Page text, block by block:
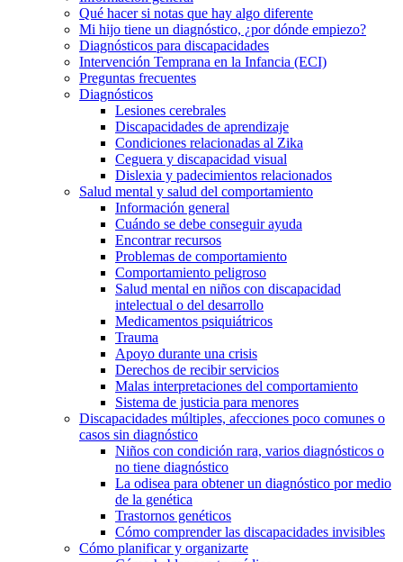
Qué hacer si notas que hay algo diferente
Mi hijo tiene un diagnóstico, ¿por dónde empiezo?
Diagnósticos para discapacidades
Intervención Temprana en la Infancia (ECI)
Preguntas frecuentes
Diagnósticos
Lesiones cerebrales
Discapacidades de aprendizaje
Condiciones relacionadas al Zika
Ceguera y discapacidad visual
Dislexia y padecimientos relacionados
Salud mental y salud del comportamiento
Información general
Cuándo se debe conseguir ayuda
Encontrar recursos
Problemas de comportamiento
Comportamiento peligroso
Salud mental en niños con discapacidad
intelectual o del desarrollo
Medicamentos psiquiátricos
Trauma
Apoyo durante una crisis
Derechos de recibir servicios
Malas interpretaciones del comportamiento
Sistema de justicia para menores
Discapacidades múltiples, afecciones poco comunes o
casos sin diagnóstico
Niños con condición rara, varios diagnósticos o
no tiene diagnóstico
La odisea para obtener un diagnóstico por medio
de la genética
Trastornos genéticos
Cómo comprender las discapacidades invisibles
Cómo planificar y organizarte